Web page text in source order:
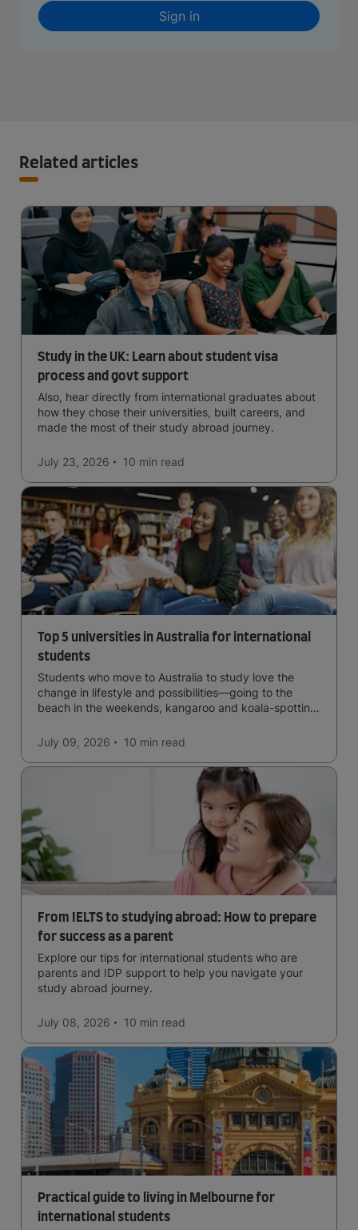
Sign in
Related articles
Study in the UK: Learn about student visa
process and govt support
Also, hear directly from international graduates about
how they chose their universities, built careers, and
made the most of their study abroad journey.
July 23, 2026 10 min read
Top 5 universities in Australia for international
students
Students who move to Australia to study love the
change in lifestyle and possibilities—going to the
beach in the weekends, kangaroo and koala-spotting
easy to manage traffic and a high standard of living.
July 09, 2026 10 min read
From IELTS to studying abroad: How to prepare
for success as a parent
Explore our tips for international students who are
parents and IDP support to help you navigate your
study abroad journey.
July 08, 2026 10 min read
Practical guide to living in Melbourne for
international students